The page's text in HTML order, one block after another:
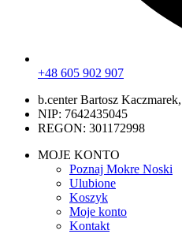
+48 605 902 907
b.center Bartosz
NIP: 7642435045
REGON: 301172998
MOJE KONTO
Poznaj Mokre Noski
Ulubione
Koszyk
Moje konto
Kontakt